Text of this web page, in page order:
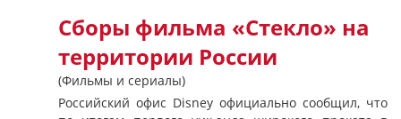
Сборы фильма «Стекло» на
территории России
(Фильмы и сериалы)
Российский офис Disney официально сообщил, что